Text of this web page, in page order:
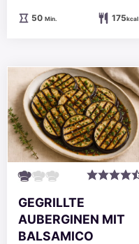
50Minuten
Min. 175kcal
GEGRILLTE
AUBERGINEN MIT
BALSAMICO